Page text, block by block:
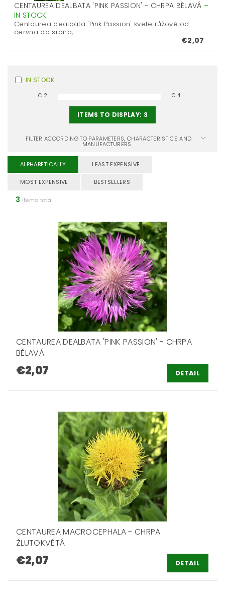
CENTAUREA DEALBATA 'PINK PASSION' - CHRPA BĚLAVÁ –
IN STOCK
Centaurea dealbata 'Pink Passion' kvete růžově od
června do srpna,...
€2,07
IN STOCK
€ 2 € 4
ITEMS TO DISPLAY: 3
FILTER ACCORDING TO PARAMETERS, CHARACTERISTICS AND
MANUFACTURERS
ALPHABETICALLY LEAST EXPENSIVE
MOST EXPENSIVE BESTSELLERS
3 items total
CENTAUREA DEALBATA 'PINK PASSION' - CHRPA
BĚLAVÁ
€2,07 DETAIL
CENTAUREA MACROCEPHALA - CHRPA
ŽLUTOKVĚTÁ
€2,07 DETAIL